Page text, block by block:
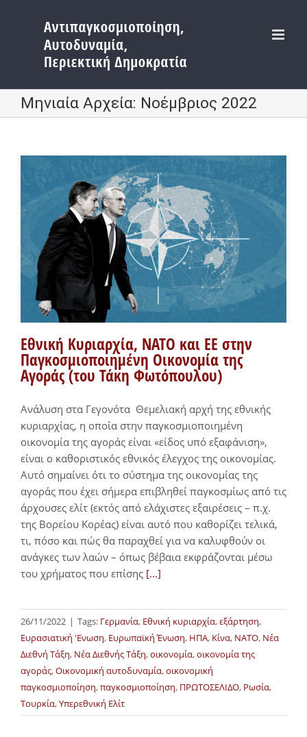
περιεχόμενο
Μηνιαία Αρχεία: Νοέμβριος 2022
Εθνική Κυριαρχία, ΝΑΤΟ και ΕΕ στην
Παγκοσμιοποιημένη Οικονομία της
Αγοράς (του Τάκη Φωτόπουλου)
Ανάλυση στα Γεγονότα Θεμελιακή αρχή της εθνικής
κυριαρχίας, η οποία στην παγκοσμιοποιημένη
οικονομία της αγοράς είναι «είδος υπό εξαφάνιση»,
είναι ο καθοριστικός εθνικός έλεγχος της οικονομίας.
Αυτό σημαίνει ότι το σύστημα της οικονομίας της
αγοράς που έχει σήμερα επιβληθεί παγκοσμίως από τις
άρχουσες ελίτ (εκτός από ελάχιστες εξαιρέσεις – π.χ.
της Βορείου Κορέας) είναι αυτό που καθορίζει τελικά,
τι, πόσο και πώς θα παραχθεί για να καλυφθούν οι
ανάγκες των λαών – όπως βέβαια εκφράζονται μέσω
του χρήματος που επίσης [...]
26/11/2022 | Tags: Γερμανία, Εθνική κυριαρχία,εξάρτηση,
Ευρασιατική 'Ενωση, Ευρωπαϊκή Ένωση, ΗΠΑ, Κίνα, ΝΑΤΟ, Νέα
Διεθνή Τάξη, Νέα Διεθνής Τάξη,οικονομία,οικονομία της
αγοράς,Οικονομική αυτοδυναμία,οικονομική
παγκοσμιοποίηση,παγκοσμιοποίηση, ΠΡΩΤΟΣΕΛΙΔΟ, Ρωσία,
Τουρκία,Υπερεθνική Ελίτ